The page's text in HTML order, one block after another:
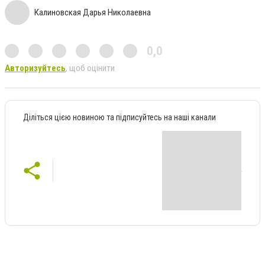
Калиновская Дарья Николаевна
0,0
Авторизуйтесь, щоб оцінити
Діліться цією новиною та підписуйтесь на наші канали